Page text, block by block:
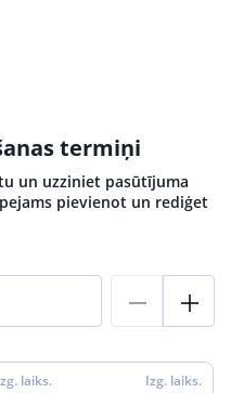
termiņi
un uzziniet pasūtījuma
pievienot un rediģet
laiks. Izg. laiks.